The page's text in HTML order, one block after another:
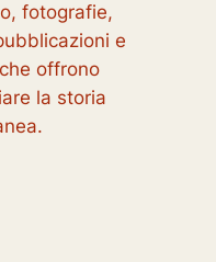
fotografie,
e
offrono
la storia